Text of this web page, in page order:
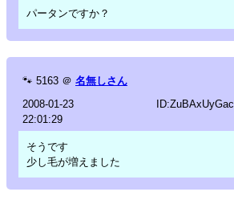
パータンですか？
🐾 5163 ＠ 名無しさん
2008-01-23
22:01:29
ID:ZuBAxUyGac
そうです
少し毛が増えました